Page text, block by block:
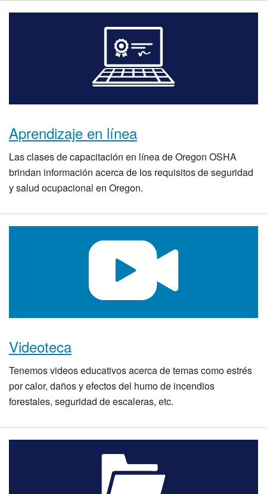
Aprendizaje en línea
Las clases de capacitación en línea de Oregon OSHA
brindan información acerca de los requisitos de seguridad
y salud ocupacional en Oregon.
Videoteca
Tenemos videos educativos acerca de temas como estrés
por calor, daños y efectos del humo de incendios
forestales, seguridad de escaleras, etc.